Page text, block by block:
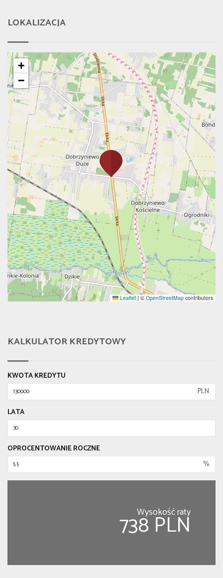
LOKALIZACJA
+
−
Leaflet | © OpenStreetMap contributors
KALKULATOR KREDYTOWY
KWOTA KREDYTU
PLN
LATA
OPROCENTOWANIE ROCZNE
%
Wysokość raty
738 PLN